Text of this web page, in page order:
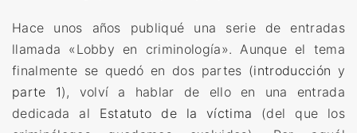
Hace unos años publiqué una serie de entradas
llamada «Lobby en criminología». Aunque el tema
finalmente se quedó en dos partes (introducción y
parte 1), volví a hablar de ello en una entrada
dedicada al Estatuto de la víctima (del que los